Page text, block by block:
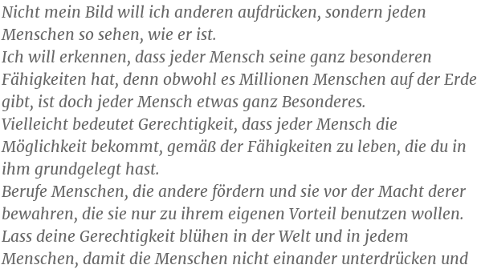
Nicht mein Bild will ich anderen aufdrücken, sondern jeden
Menschen so sehen, wie er ist.
Ich will erkennen, dass jeder Mensch seine ganz besonderen
Fähigkeiten hat, denn obwohl es Millionen Menschen auf der Erde
gibt, ist doch jeder Mensch etwas ganz Besonderes.
Vielleicht bedeutet Gerechtigkeit, dass jeder Mensch die
Möglichkeit bekommt, gemäß der Fähigkeiten zu leben, die du in
ihm grundgelegt hast.
Berufe Menschen, die andere fördern und sie vor der Macht derer
bewahren, die sie nur zu ihrem eigenen Vorteil benutzen wollen.
Lass deine Gerechtigkeit blühen in der Welt und in jedem
Menschen, damit die Menschen nicht einander unterdrücken und